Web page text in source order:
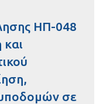
ΗΠ-048
υποδομών σε